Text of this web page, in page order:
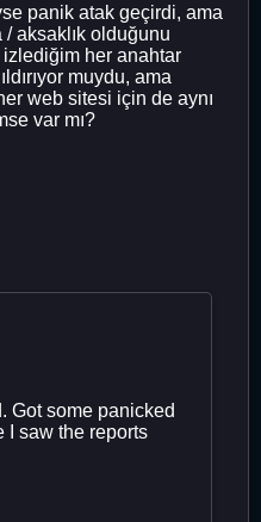
panik atak geçirdi, ama
aksaklık olduğunu
izlediğim her anahtar
muydu, ama
web sitesi için de aynı
var mı?
Got some panicked
I saw the reports